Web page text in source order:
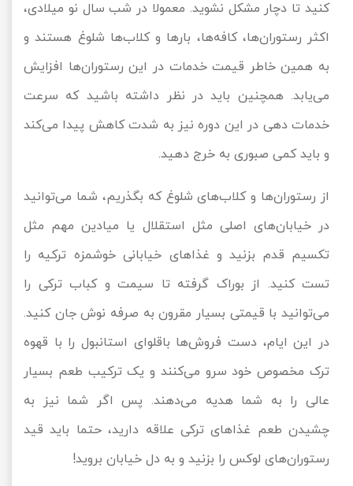
کنید تا دچار مشکل نشوید. معمولا در شب سال نو میلادی،
اکثر رستوران‌ها، کافه‌ها، بارها و کلاب‌ها شلوغ هستند و
به همین خاطر قیمت خدمات در این رستوران‌ها افزایش
می‌یابد. همچنین باید در نظر داشته باشید که سرعت
خدمات دهی در این دوره نیز به شدت کاهش پیدا می‌کند
و باید کمی صبوری به خرج دهید.
از رستوران‌ها و کلاب‌های شلوغ که بگذریم، شما می‌توانید
در خیابان‌های اصلی مثل استقلال یا میادین مهم مثل
تکسیم قدم بزنید و غذاهای خیابانی خوشمزه ترکیه را
تست کنید. از بوراک گرفته تا سیمت و کباب ترکی را
می‌توانید با قیمتی بسیار مقرون به صرفه نوش جان کنید.
در این ایام، دست فروش‌ها باقلوای استانبول را با قهوه
ترک مخصوص خود سرو می‌کنند و یک ترکیب طعم بسیار
عالی را به شما هدیه می‌دهند. پس اگر شما نیز به
چشیدن طعم غذاهای ترکی علاقه دارید، حتما باید قید
رستوران‌های لوکس را بزنید و به دل خیابان بروید!